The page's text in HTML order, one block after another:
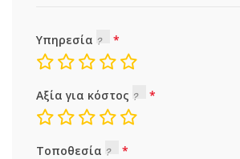
Υπηρεσία
Αξία για κόστος
Τοποθεσία